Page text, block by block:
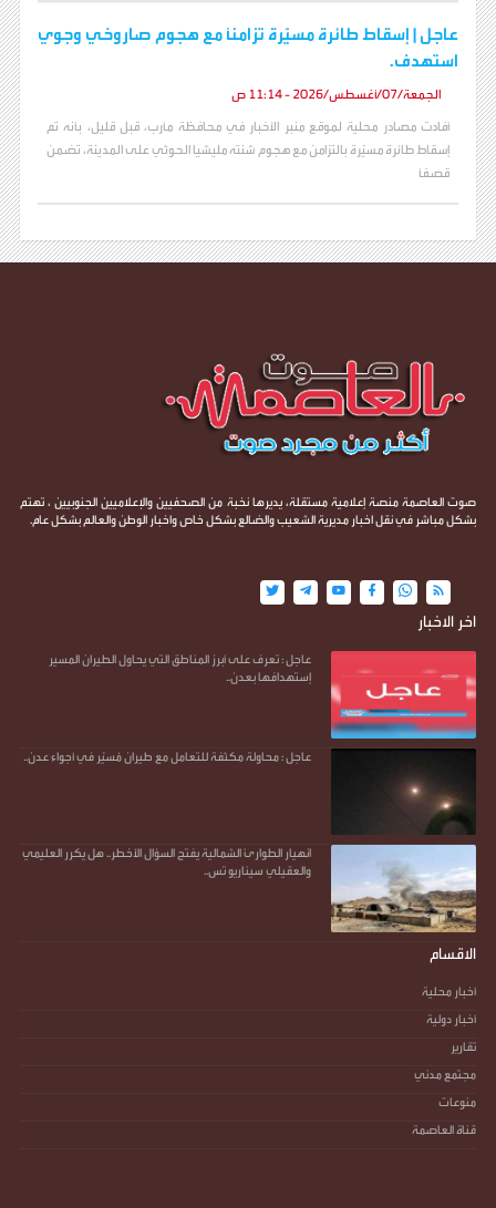
عاجل | إسقاط طائرة مسيّرة تزامنًا مع هجوم صاروخي وجوي
استهدف.
الجمعة/07/أغسطس/2026 - 11:14 ص
أفادت مصادر محلية لموقع منبر الأخبار في محافظة مأرب، قبل قليل، بأنه تم
إسقاط طائرة مسيّرة بالتزامن مع هجوم شنته مليشيا الحوثي على المدينة، تضمن
قصفًا
صوت العاصمة منصة إعلامية مستقلة، يديرها نخبة من الصحفيين والإعلاميين الجنوبيين ، تهتم
بشكل مباشر في نقل اخبار مديرية الشعيب والضالع بشكل خاص واخبار الوطن والعالم بشكل عام.
اخر الاخبار
عاجل : تعرف على أبرز المناطق التي يحاول الطيران المسير
إستهدافها بعدن..
عاجل : محاولة مكثفة للتعامل مع طيران مُسيّر في أجواء عدن..
انهيار الطوارئ الشمالية يفتح السؤال الأخطر.. هل يكرر العليمي
والعقيلي سيناريو تس..
الاقسام
أخبار محلية
أخبار دولية
تقارير
مجتمع مدني
منوعات
قناة العاصمة